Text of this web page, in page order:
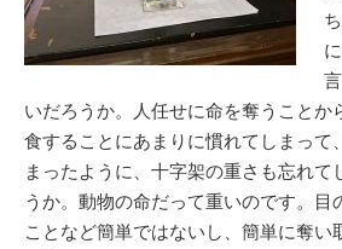
いだろうか。人任せに命を奪うことか
食することにあまりに慣れてしまって
まったように、十字架の重さも忘れて
うか。動物の命だって重いのです。目
ことなど簡単ではないし、簡単に奪い